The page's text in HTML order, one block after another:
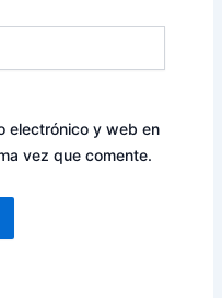
electrónico y web en
vez que comente.